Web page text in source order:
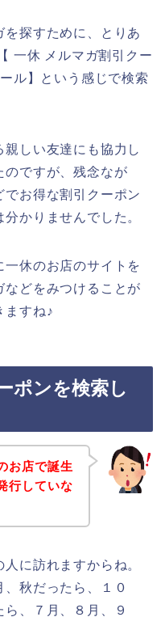
探すために、とりあ
一休 メルマガ割引クー
ル】という感じで検索
しい友達にも協力し
のですが、残念なが
でお得な割引クーポン
かりませんでした。
休のお店のサイトを
どをみつけることが
ますね♪
ポンを検索し
お店で誕生
行していな
に訪れますからね。
秋だったら、１０
、７月、８月、９